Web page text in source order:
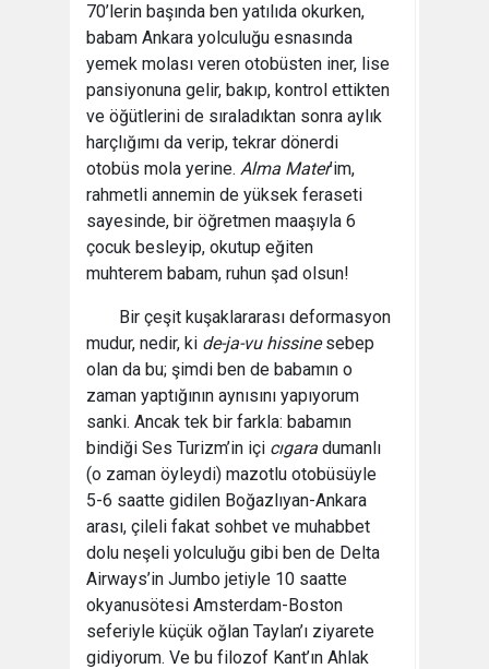
70’lerin başında ben yatılıda okurken,
babam Ankara yolculuğu esnasında
yemek molası veren otobüsten iner, lise
pansiyonuna gelir, bakıp, kontrol ettikten
ve öğütlerini de sıraladıktan sonra aylık
harçlığımı da verip, tekrar dönerdi
otobüs mola yerine. Alma Mater’im,
rahmetli annemin de yüksek feraseti
sayesinde, bir öğretmen maaşıyla 6
çocuk besleyip, okutup eğiten
muhterem babam, ruhun şad olsun!
Bir çeşit kuşaklararası deformasyon
mudur, nedir, ki de-ja-vu hissinesebep
olan da bu; şimdi ben de babamın o
zaman yaptığının aynısını yapıyorum
sanki. Ancak tek bir farkla: babamın
bindiği Ses Turizm’in içi cıgara dumanlı
(o zaman öyleydi) mazotlu otobüsüyle
5-6 saatte gidilen Boğazlıyan-Ankara
arası, çileli fakat sohbet ve muhabbet
dolu neşeli yolculuğu gibi ben de Delta
Airways’in Jumbo jetiyle 10 saatte
okyanusötesi Amsterdam-Boston
seferiyle küçük oğlan Taylan’ı ziyarete
gidiyorum. Ve bu filozof Kant’ın Ahlak